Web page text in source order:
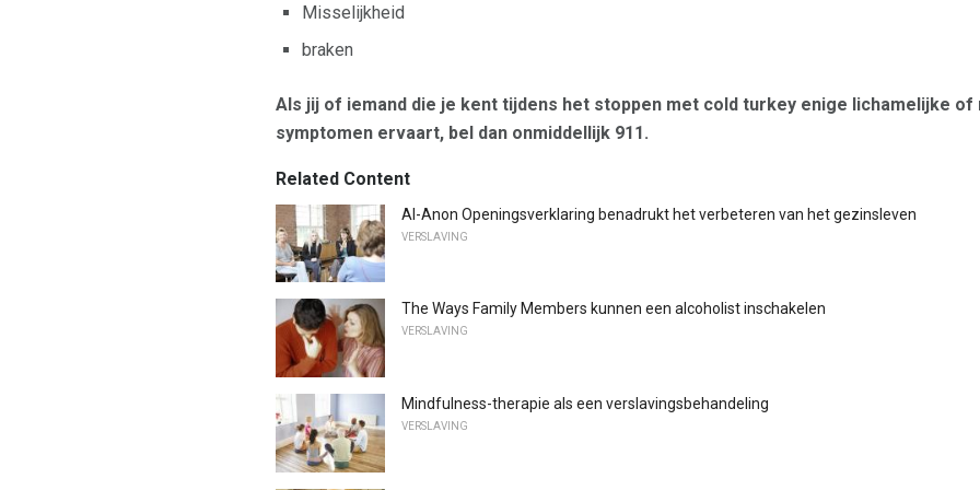
Misselijkheid
braken
Als jij of iemand die je kent tijdens het stoppen met cold turkey enige lichamelijke of
symptomen ervaart, bel dan onmiddellijk 911.
Related Content
Al-Anon Openingsverklaring benadrukt het verbeteren van het gezinsleven
VERSLAVING
The Ways Family Members kunnen een alcoholist inschakelen
VERSLAVING
Mindfulness-therapie als een verslavingsbehandeling
VERSLAVING